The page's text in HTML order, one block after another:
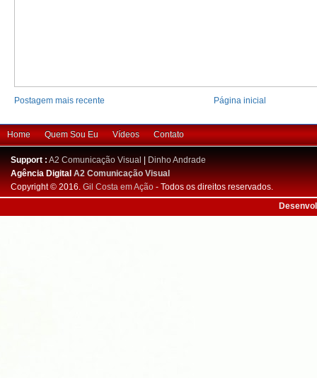
Postagem mais recente Página inicial
Home Quem Sou Eu Vídeos Contato
Support : A2 Comunicação Visual | Dinho Andrade
Agência DigitalA2 Comunicação Visual
Copyright © 2016. Gil Costa em Ação - Todos os direitos reservados.